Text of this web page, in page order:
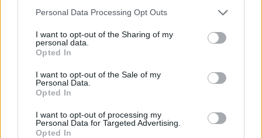
Please note that this website/app uses one or more Google
not limited to your visit or usage behaviour. You may click to
grant or deny consent to Google and its third-party tags to
use your data for below specified purposes in below Google
consent section.
Personal Data Processing Opt Outs
I want to opt-out of the Sharing of my
personal data.
Opted In
I want to opt-out of the Sale of my
Personal Data.
Opted In
I want to opt-out of processing my
Personal Data for Targeted Advertising.
Opted In